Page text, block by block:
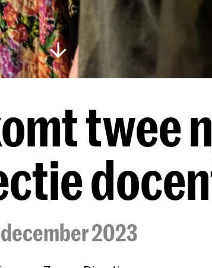
twee
december 2023